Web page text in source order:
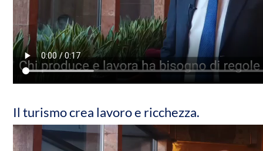
Il turismo crea lavoro e ricchezza.